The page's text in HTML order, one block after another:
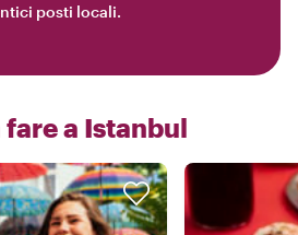
posti locali.
a Istanbul